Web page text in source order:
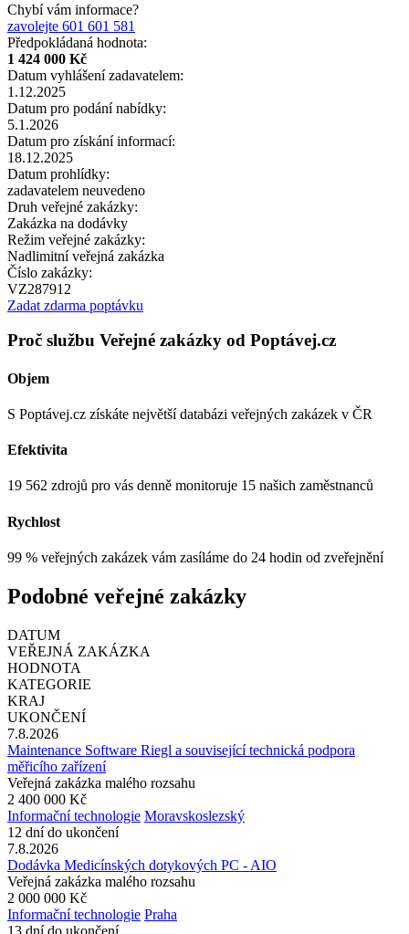
Chybí vám informace?
zavolejte 601 601 581
Předpokládaná hodnota:
1 424 000 Kč
Datum vyhlášení zadavatelem:
1.12.2025
Datum pro podání nabídky:
5.1.2026
Datum pro získání informací:
18.12.2025
Datum prohlídky:
zadavatelem neuvedeno
Druh veřejné zakázky:
Zakázka na dodávky
Režim veřejné zakázky:
Nadlimitní veřejná zakázka
Číslo zakázky:
VZ287912
Zadat zdarma poptávku
Proč službu Veřejné zakázky od Poptávej.cz
Objem
S Poptávej.cz získáte největší databázi veřejných zakázek v ČR
Efektivita
19 562 zdrojů pro vás denně monitoruje 15 našich zaměstnanců
Rychlost
99 % veřejných zakázek vám zasíláme do 24 hodin od zveřejnění
Podobné veřejné zakázky
DATUM
VEŘEJNÁ ZAKÁZKA
HODNOTA
KATEGORIE
KRAJ
UKONČENÍ
7.8.2026
Maintenance Software Riegl a související technická podpora
měřicího zařízení
Veřejná zakázka malého rozsahu
2 400 000 Kč
Informační technologie Moravskoslezský
12 dní do ukončení
7.8.2026
Dodávka Medicínských dotykových PC - AIO
Veřejná zakázka malého rozsahu
2 000 000 Kč
Informační technologie Praha
13 dní do ukončení